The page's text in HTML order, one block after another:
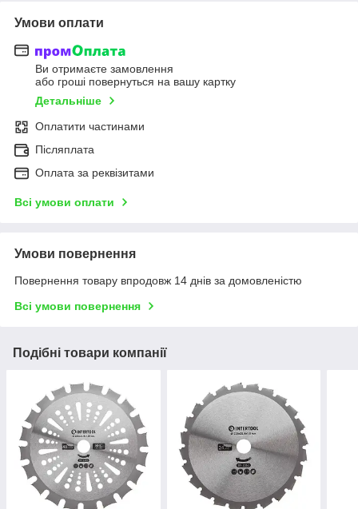
Умови оплати
Ви отримаєте замовлення
або гроші повернуться на вашу картку
Детальніше
Оплатити частинами
Післяплата
Оплата за реквізитами
Всі умови оплати
Умови повернення
Повернення товару впродовж 14 днів за домовленістю
Всі умови повернення
Подібні товари компанії